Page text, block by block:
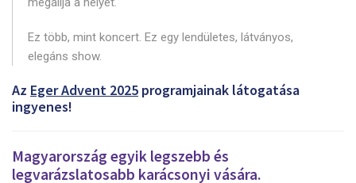
Ez több, mint koncert. Ez egy lendületes, látványos,
elegáns show.
Az Eger Advent 2025 programjainak látogatása
ingyenes!
Magyarország egyik legszebb és
legvarázslatosabb karácsonyi vására.